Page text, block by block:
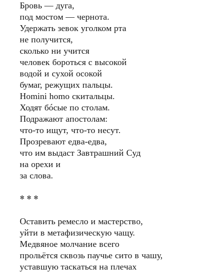
Бровь — дуга,
под мостом — чернота.
Удержать зевок уголком рта
не получится,
сколько ни учится
человек бороться с высокой
водой и сухой осокой
бумаг, режущих пальцы.
Homi­ni homo скитальцы.
Ходят бóсые по столам.
Подражают апостолам:
что-то ищут, что-то несут.
Прозревают едва-едва,
что им выдаст Завтрашний Суд
на орехи и
за слова.
* * *
Оставить ремесло и мастерство,
уйти в метафизическую чащу.
Медвяное молчание всего
прольётся сквозь паучье сито в чашу,
уставшую таскаться на плечах